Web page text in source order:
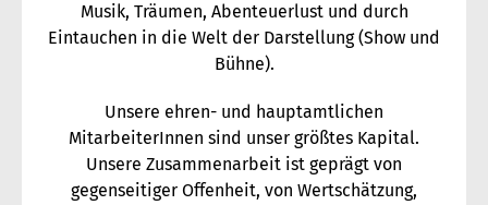
Musik, Träumen, Abenteuerlust und durch
Eintauchen in die Welt der Darstellung (Show und
Bühne).
Unsere ehren- und hauptamtlichen
MitarbeiterInnen sind unser größtes Kapital.
Unsere Zusammenarbeit ist geprägt von
gegenseitiger Offenheit, von Wertschätzung,